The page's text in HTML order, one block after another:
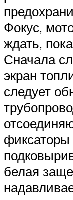
Фокус,
ждать,
Сначала
экран
следует
фиксаторы
белая